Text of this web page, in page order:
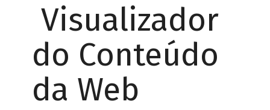
Visualizador
do Conteúdo
da Web